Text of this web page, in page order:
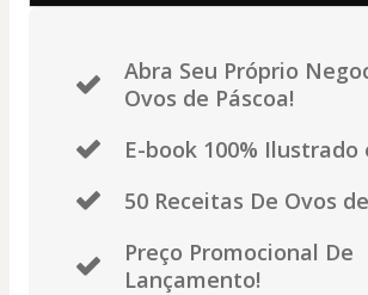
Abra Seu Próprio
Ovos de Páscoa!
E-book 100%
50 Receitas De Ovos
Preço Promocional De
Lançamento!